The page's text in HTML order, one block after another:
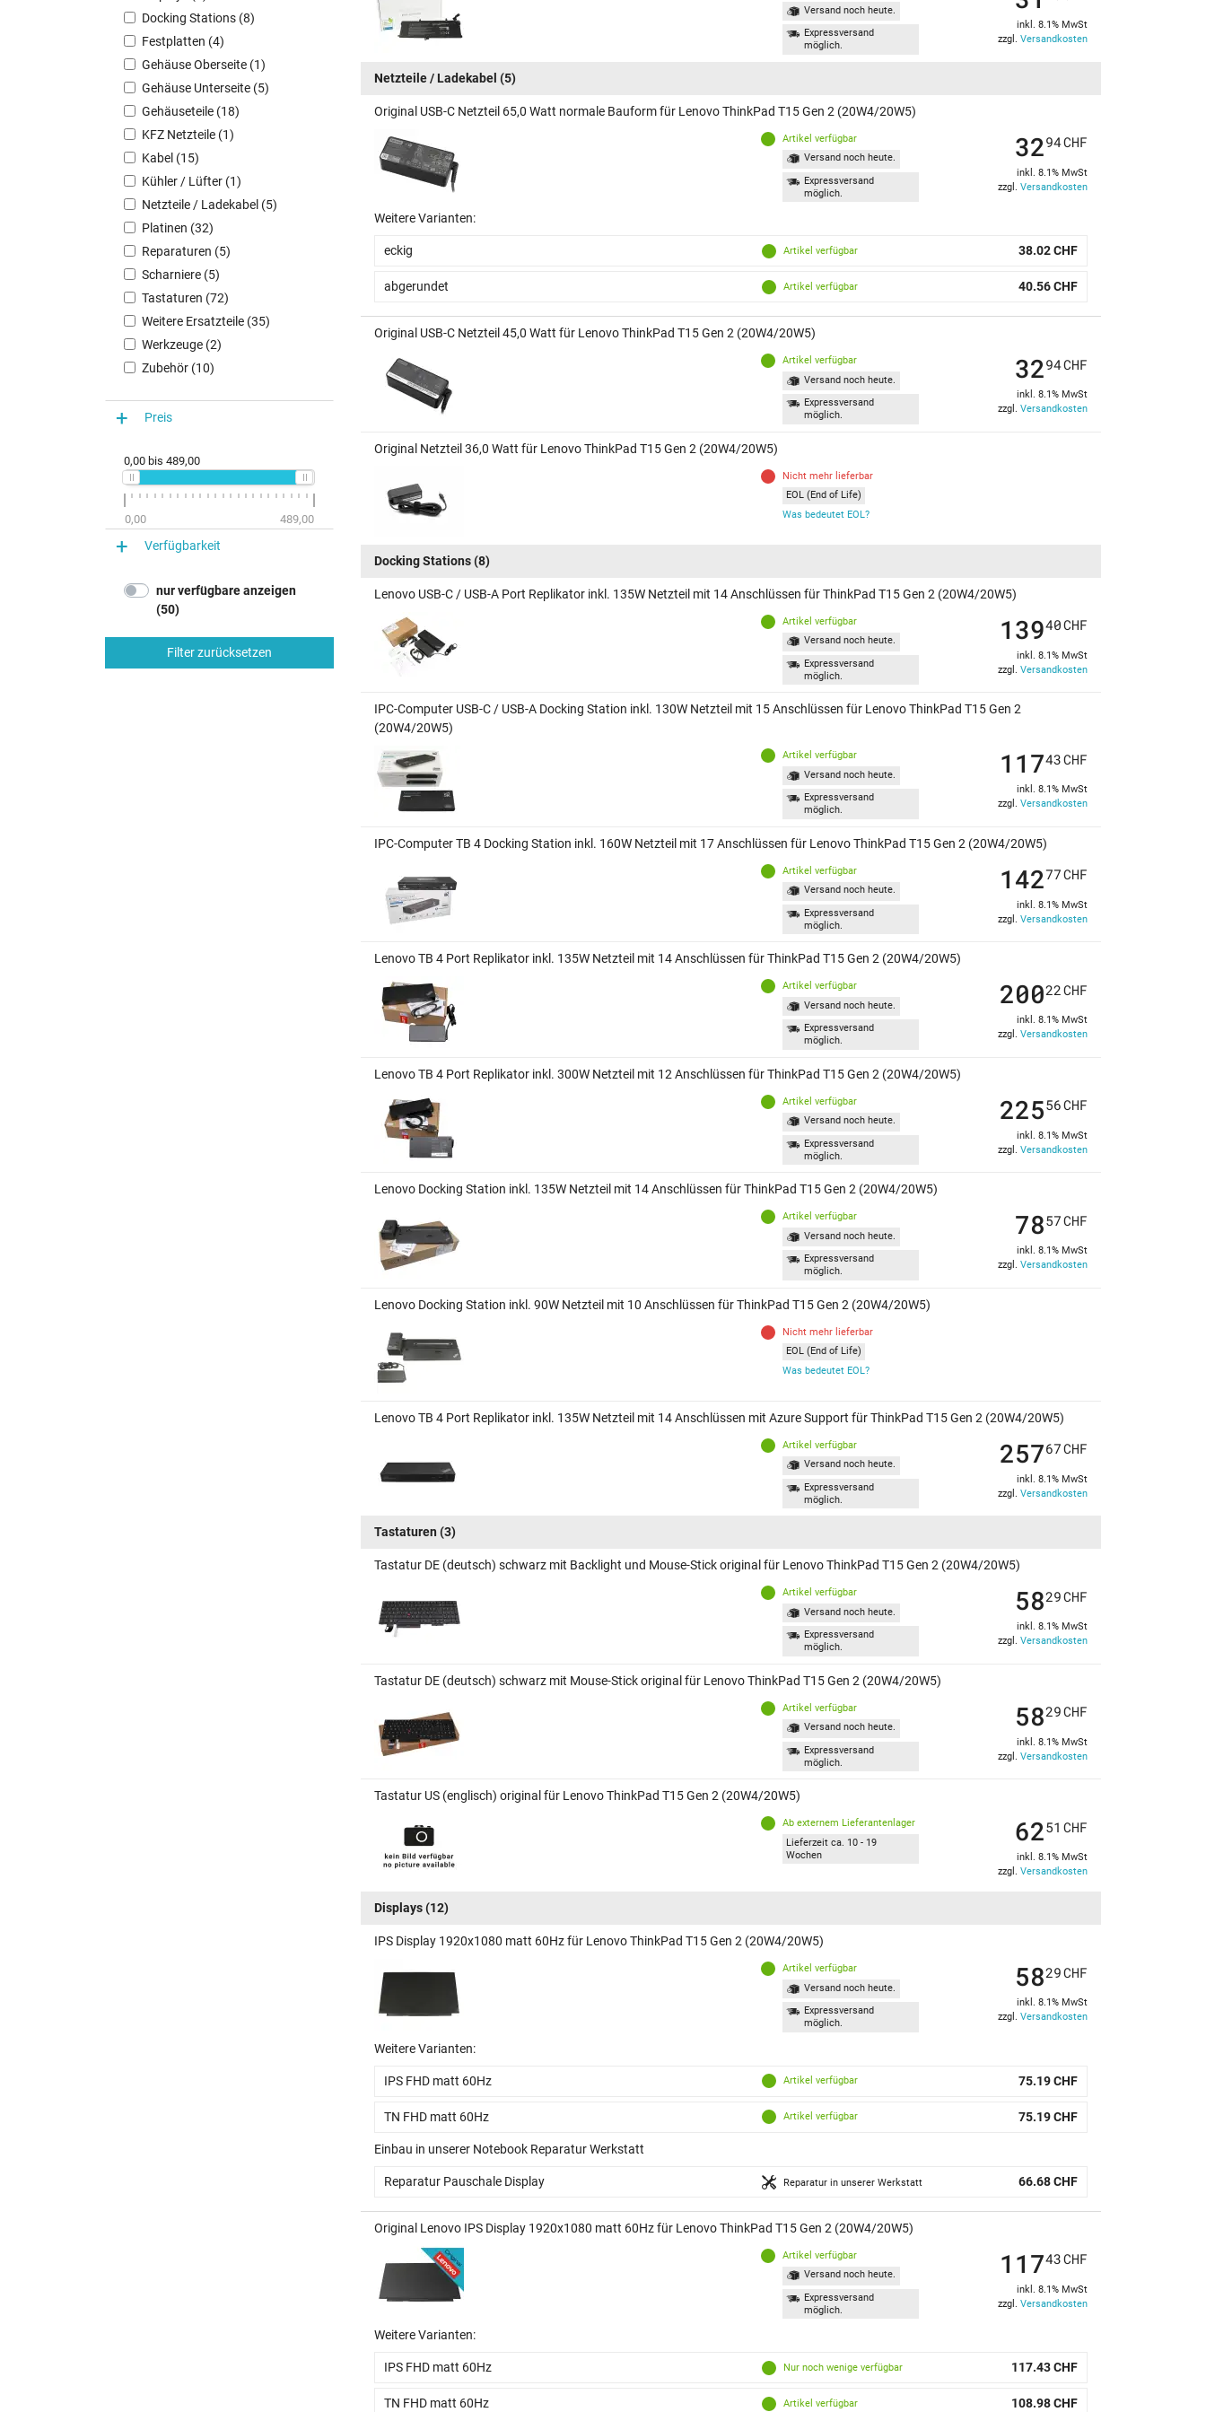
Docking Stations (8)
Festplatten (4)
Gehäuse Oberseite (1)
Gehäuse Unterseite (5)
Gehäuseteile (18)
KFZ Netzteile (1)
Kabel (15)
Kühler / Lüfter (1)
Netzteile / Ladekabel (5)
Platinen (32)
Reparaturen (5)
Scharniere (5)
Tastaturen (72)
Weitere Ersatzteile (35)
Werkzeuge (2)
Zubehör (10)
Preis
0,00 bis 489,00
0,00 489,00
Verfügbarkeit
nur verfügbare anzeigen
(50)
Filter zurücksetzen
Versand noch heute.
Expressversand
möglich.
inkl. 8.1% MwSt
zzgl. Versandkosten
Netzteile / Ladekabel (5)
Original USB-C Netzteil 65,0 Watt normale Bauform für Lenovo ThinkPad T15 Gen 2 (20W4/20W5)
Artikel verfügbar
Versand noch heute.
Expressversand
möglich.
3294CHF
inkl. 8.1% MwSt
zzgl. Versandkosten
Weitere Varianten:
eckig Artikel verfügbar 38.02 CHF
abgerundet Artikel verfügbar 40.56 CHF
Original USB-C Netzteil 45,0 Watt für Lenovo ThinkPad T15 Gen 2 (20W4/20W5)
Artikel verfügbar
Versand noch heute.
Expressversand
möglich.
3294CHF
inkl. 8.1% MwSt
zzgl. Versandkosten
Original Netzteil 36,0 Watt für Lenovo ThinkPad T15 Gen 2 (20W4/20W5)
Nicht mehr lieferbar
EOL (End of Life)
Was bedeutet EOL?
Docking Stations(8)
Lenovo USB-C / USB-A Port Replikator inkl. 135W Netzteil mit 14 Anschlüssen für ThinkPad T15 Gen 2 (20W4/20W5)
Artikel verfügbar
Versand noch heute.
Expressversand
möglich.
13940CHF
inkl. 8.1% MwSt
zzgl. Versandkosten
IPC-Computer USB-C / USB-A Docking Station inkl. 130W Netzteil mit 15 Anschlüssen für Lenovo ThinkPad T15 Gen 2
(20W4/20W5)
Artikel verfügbar
Versand noch heute.
Expressversand
möglich.
11743CHF
inkl. 8.1% MwSt
zzgl. Versandkosten
IPC-Computer TB 4 Docking Station inkl. 160W Netzteil mit 17 Anschlüssen für Lenovo ThinkPad T15 Gen 2 (20W4/20W5)
Artikel verfügbar
Versand noch heute.
Expressversand
möglich.
14277CHF
inkl. 8.1% MwSt
zzgl. Versandkosten
Lenovo TB 4 Port Replikator inkl. 135W Netzteil mit 14 Anschlüssen für ThinkPad T15 Gen 2 (20W4/20W5)
Artikel verfügbar
Versand noch heute.
Expressversand
möglich.
20022CHF
inkl. 8.1% MwSt
zzgl. Versandkosten
Lenovo TB 4 Port Replikator inkl. 300W Netzteil mit 12 Anschlüssen für ThinkPad T15 Gen 2 (20W4/20W5)
Artikel verfügbar
Versand noch heute.
Expressversand
möglich.
22556CHF
inkl. 8.1% MwSt
zzgl. Versandkosten
Lenovo Docking Station inkl. 135W Netzteil mit 14 Anschlüssen für ThinkPad T15 Gen 2 (20W4/20W5)
Artikel verfügbar
Versand noch heute.
Expressversand
möglich.
7857CHF
inkl. 8.1% MwSt
zzgl. Versandkosten
Lenovo Docking Station inkl. 90W Netzteil mit 10 Anschlüssen für ThinkPad T15 Gen 2 (20W4/20W5)
Nicht mehr lieferbar
EOL (End of Life)
Was bedeutet EOL?
Lenovo TB 4 Port Replikator inkl. 135W Netzteil mit 14 Anschlüssen mit Azure Support für ThinkPad T15 Gen 2 (20W4/20W5)
Artikel verfügbar
Versand noch heute.
Expressversand
möglich.
25767CHF
inkl. 8.1% MwSt
zzgl. Versandkosten
Tastaturen (3)
Tastatur DE (deutsch) schwarz mit Backlight und Mouse-Stick original für Lenovo ThinkPad T15 Gen 2 (20W4/20W5)
Artikel verfügbar
Versand noch heute.
Expressversand
möglich.
5829CHF
inkl. 8.1% MwSt
zzgl. Versandkosten
Tastatur DE (deutsch) schwarz mit Mouse-Stick original für Lenovo ThinkPad T15 Gen 2 (20W4/20W5)
Artikel verfügbar
Versand noch heute.
Expressversand
möglich.
5829CHF
inkl. 8.1% MwSt
zzgl. Versandkosten
Tastatur US (englisch) original für Lenovo ThinkPad T15 Gen 2 (20W4/20W5)
Ab externem Lieferantenlager
Lieferzeit ca. 10 - 19
Wochen
6251 CHF
inkl. 8.1% MwSt
zzgl. Versandkosten
Displays(12)
IPS Display 1920x1080 matt 60Hz für Lenovo ThinkPad T15 Gen 2 (20W4/20W5)
Artikel verfügbar
Versand noch heute.
Expressversand
möglich.
5829CHF
inkl. 8.1% MwSt
zzgl. Versandkosten
Weitere Varianten:
IPS FHD matt 60Hz Artikel verfügbar 75.19 CHF
TN FHD matt 60Hz Artikel verfügbar 75.19 CHF
Einbau in unserer Notebook Reparatur Werkstatt
Reparatur Pauschale Display Reparatur in unserer Werkstatt 66.68 CHF
Original Lenovo IPS Display 1920x1080 matt 60Hz für Lenovo ThinkPad T15 Gen 2 (20W4/20W5)
Artikel verfügbar
Versand noch heute.
Expressversand
möglich.
11743CHF
inkl. 8.1% MwSt
zzgl. Versandkosten
Weitere Varianten:
IPS FHD matt 60Hz Nur noch wenige verfügbar 117.43 CHF
TN FHD matt 60Hz Artikel verfügbar 108.98 CHF